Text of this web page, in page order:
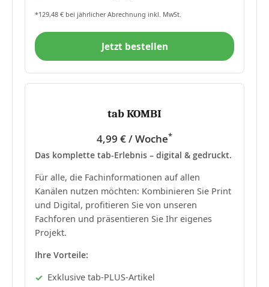
*129,48 € bei jährlicher Abrechnung inkl. MwSt.
Jetzt bestellen
tab KOMBI
4,99 € / Woche*
Das komplette tab-Erlebnis – digital & gedruckt.
Für alle, die Fachinformationen auf allen
Kanälen nutzen möchten: Kombinieren Sie Print
und Digital, profitieren Sie von unseren
Fachforen und präsentieren Sie Ihr eigenes
Projekt.
Ihre Vorteile:
Exklusive tab-PLUS-Artikel